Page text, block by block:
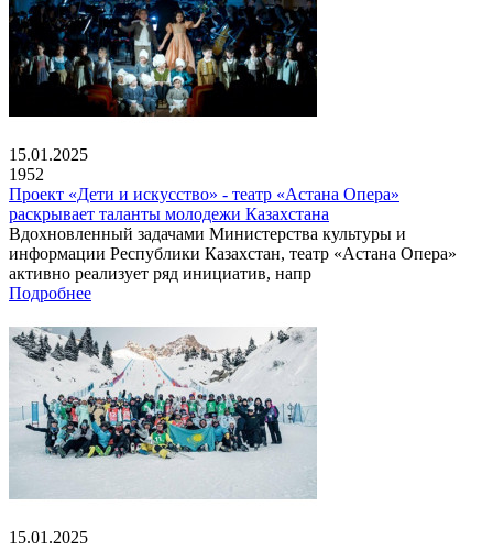
15.01.2025
1952
Проект «Дети и искусство» - театр «Астана Опера»
раскрывает таланты молодежи Казахстана
Вдохновленный задачами Министерства культуры и
информации Республики Казахстан, театр «Астана Опера»
активно реализует ряд инициатив, напр
Подробнее
15.01.2025